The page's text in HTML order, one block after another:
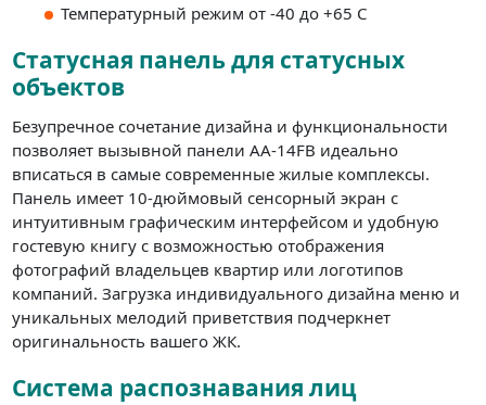
Температурный режим от -40 до +65 С
Статусная панель для статусных
объектов
Безупречное сочетание дизайна и функциональности
позволяет вызывной панели AA-14FB идеально
вписаться в самые современные жилые комплексы.
Панель имеет 10-дюймовый сенсорный экран с
интуитивным графическим интерфейсом и удобную
гостевую книгу с возможностью отображения
фотографий владельцев квартир или логотипов
компаний. Загрузка индивидуального дизайна меню и
уникальных мелодий приветствия подчеркнет
оригинальность вашего ЖК.
Система распознавания лиц